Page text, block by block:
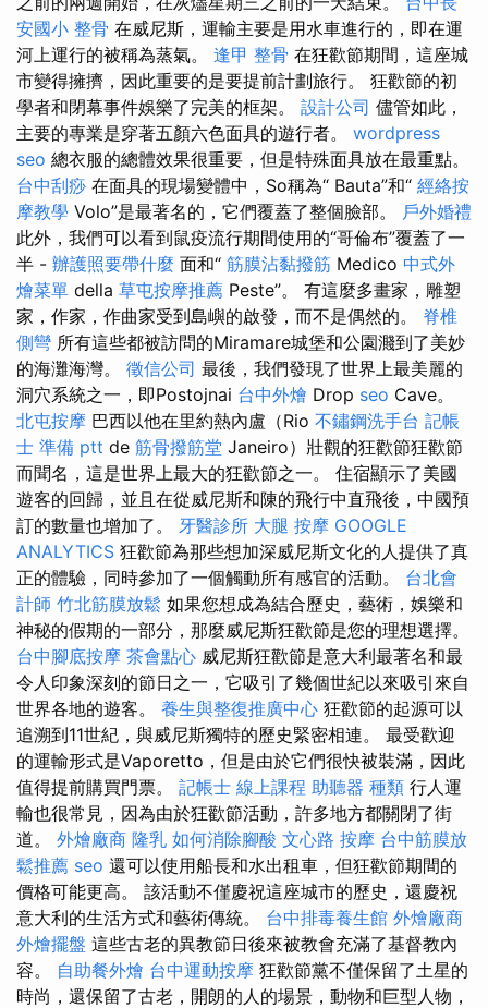
安國小 整骨 在威尼斯，運輸主要是用水車進行的，即在運
河上運行的被稱為蒸氣。 逢甲 整骨 在狂歡節期間，這座城
市變得擁擠，因此重要的是要提前計劃旅行。 狂歡節的初
學者和閉幕事件娛樂了完美的框架。 設計公司 儘管如此，
主要的專業是穿著五顏六色面具的遊行者。 wordpress
seo 總衣服的總體效果很重要，但是特殊面具放在最重點。
台中刮痧 在面具的現場變體中，So稱為“ Bauta”和“ 經絡按
摩教學 Volo”是最著名的，它們覆蓋了整個臉部。 戶外婚禮
此外，我們可以看到鼠疫流行期間使用的“哥倫布”覆蓋了一
半 - 辦護照要帶什麼 面和“ 筋膜沾黏撥筋 Medico 中式外
燴菜單 della 草屯按摩推薦 Peste”。 有這麼多畫家，雕塑
家，作家，作曲家受到島嶼的啟發，而不是偶然的。 脊椎
側彎 所有這些都被訪問的Miramare城堡和公園濺到了美妙
的海灘海灣。 徵信公司 最後，我們發現了世界上最美麗的
洞穴系統之一，即Postojnai 台中外燴 Drop seo Cave。
北屯按摩 巴西以他在里約熱內盧（Rio 不鏽鋼洗手台 記帳
士 準備 ptt de 筋骨撥筋堂 Janeiro）壯觀的狂歡節狂歡節
而聞名，這是世界上最大的狂歡節之一。 住宿顯示了美國
遊客的回歸，並且在從威尼斯和陳的飛行中直飛後，中國預
訂的數量也增加了。 牙醫診所 大腿 按摩 GOOGLE
ANALYTICS 狂歡節為那些想加深威尼斯文化的人提供了真
正的體驗，同時參加了一個觸動所有感官的活動。 台北會
計師 竹北筋膜放鬆 如果您想成為結合歷史，藝術，娛樂和
神秘的假期的一部分，那麼威尼斯狂歡節是您的理想選擇。
台中腳底按摩 茶會點心 威尼斯狂歡節是意大利最著名和最
令人印象深刻的節日之一，它吸引了幾個世紀以來吸引來自
世界各地的遊客。 養生與整復推廣中心 狂歡節的起源可以
追溯到11世紀，與威尼斯獨特的歷史緊密相連。 最受歡迎
的運輸形式是Vaporetto，但是由於它們很快被裝滿，因此
值得提前購買門票。 記帳士 線上課程 助聽器 種類 行人運
輸也很常見，因為由於狂歡節活動，許多地方都關閉了街
道。 外燴廠商 隆乳 如何消除腳酸 文心路 按摩 台中筋膜放
鬆推薦 seo 還可以使用船長和水出租車，但狂歡節期間的
價格可能更高。 該活動不僅慶祝這座城市的歷史，還慶祝
意大利的生活方式和藝術傳統。 台中排毒養生館 外燴廠商
外燴擺盤 這些古老的異教節日後來被教會充滿了基督教內
容。 自助餐外燴 台中運動按摩 狂歡節黨不僅保留了土星的
時尚，還保留了古老，開朗的人的場景，動物和巨型人物，